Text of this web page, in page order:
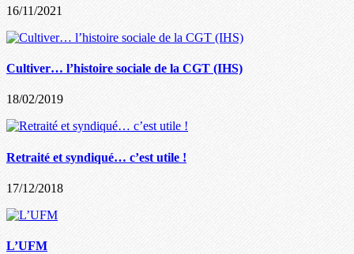
16/11/2021
Cultiver… l’histoire sociale de la CGT (IHS)
18/02/2019
Retraité et syndiqué… c’est utile !
17/12/2018
L’UFM